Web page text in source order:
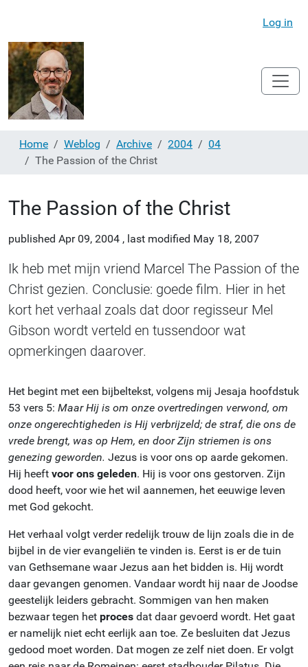
Log in
Home Weblog Archive 2004
04
The Passion of the Christ
The Passion of the Christ
published Apr 09, 2004 , last modified May 18, 2007
Ik heb met mijn vriend Marcel The Passion of the
Christ gezien. Conclusie: goede film. Hier in het
kort het verhaal zoals dat door regisseur Mel
Gibson wordt verteld en tussendoor wat
opmerkingen daarover.
Het begint met een bijbeltekst, volgens mij Jesaja hoofdstuk
53 vers 5: Maar Hij is om onze overtredingen verwond, om
onze ongerechtigheden is Hij verbrijzeld; de straf, die ons de
vrede brengt, was op Hem, en door Zijn striemen is ons
genezing geworden. Jezus is voor ons op aarde gekomen.
Hij heeft voor ons geleden. Hij is voor ons gestorven. Zijn
dood heeft, voor wie het wil aannemen, het eeuwige leven
met God gekocht.
Het verhaal volgt verder redelijk trouw de lijn zoals die in de
bijbel in de vier evangeliën te vinden is. Eerst is er de tuin
van Gethsemane waar Jezus aan het bidden is. Hij wordt
daar gevangen genomen. Vandaar wordt hij naar de Joodse
geestelijk leiders gebracht. Sommigen van hen maken
bezwaar tegen het proces dat daar gevoerd wordt. Het gaat
er namelijk niet echt eerlijk aan toe. Ze besluiten dat Jezus
gedood moet worden. Dat mogen ze zelf niet doen. Er volgt